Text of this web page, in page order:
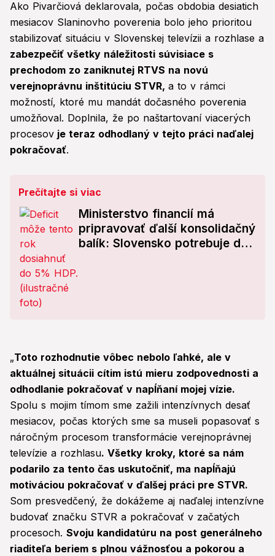
Ako Pivarčiová deklarovala, počas obdobia desiatich
mesiacov Slaninovho poverenia bolo jeho prioritou
stabilizovať situáciu v Slovenskej televízii a rozhlase a
zabezpečiť všetky náležitosti súvisiace s
prechodom zo zaniknutej RTVS na novú
verejnoprávnu inštitúciu STVR, a to v rámci
možností, ktoré mu mandát dočasného poverenia
umožňoval. Doplnila, že po naštartovaní viacerých
procesov je teraz odhodlaný v tejto práci naďalej
pokračovať.
Prečítajte si viac
Ministerstvo financií má
pripravovať ďalší konsolidačný
balík: Slovensko potrebuje do
„Toto rozhodnutie vôbec nebolo ľahké, ale v
aktuálnej situácii cítim istú mieru zodpovednosti a
odhodlanie pokračovať v napĺňaní mojej vízie.
Spolu s mojim tímom sme zažili intenzívnych desať
mesiacov, počas ktorých sme sa museli popasovať s
náročným procesom transformácie verejnoprávnej
televízie a rozhlasu. Všetky kroky, ktoré sa nám
podarilo za tento čas uskutočniť, ma napĺňajú
motiváciou pokračovať v ďalšej práci pre STVR.
Som presvedčený, že dokážeme aj naďalej intenzívne
budovať značku STVR a pokračovať v začatých
procesoch. Svoju kandidatúru na post generálneho
riaditeľa beriem s plnou vážnosťou a pokorou a